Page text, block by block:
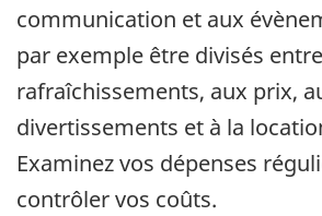
communication et aux
par exemple être divisés
rafraîchissements, aux prix,
divertissements et à la
Examinez vos dépenses
contrôler vos coûts.